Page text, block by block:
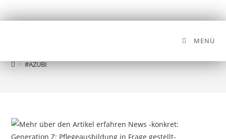
MENÜ
> #AZUBI